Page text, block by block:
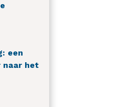
een
naar het